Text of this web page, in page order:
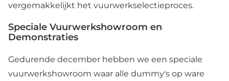
vergemakkelijkt het vuurwerkselectieproces.
Speciale Vuurwerkshowroom en
Demonstraties
Gedurende december hebben we een speciale
vuurwerkshowroom waar alle dummy's op ware